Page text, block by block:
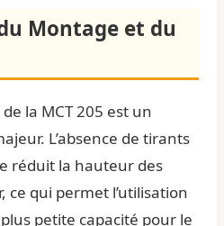
Montage et du
la MCT 205 est un
L’absence de tirants
réduit la hauteur des
ce qui permet l’utilisation
petite capacité pour le